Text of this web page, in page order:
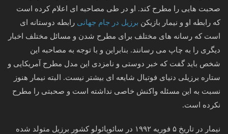
صحبت هایی را مطرح کند. او در طی مصاحبه ای اعلام کرده است
که رابطه او و نیمار بازیکن برزیل در جام جهانی رابطه دوستانه ای
است که رسانه های مختلف برای مطرح شدن و مسائل مختلف اخبار
دیگری را به چاپ می رسانند. بنابراین و با توجه به مصاحبه این
شخص باید گفت که خبر دوستی و نامزدی این مدل مطرح آمریکایی و
ستاره برزیلی دنیای فوتبال شایعه ای بیشتر نیست. البته نیمار هنوز
نسبت به این مسئله واکنش خاصی نداشته است و صحبتی را مطرح
نکرده است.
نیمار در تاریخ ۵ فوریه ۱۹۹۲ در سائوپائولو کشور برزیل متولد شده